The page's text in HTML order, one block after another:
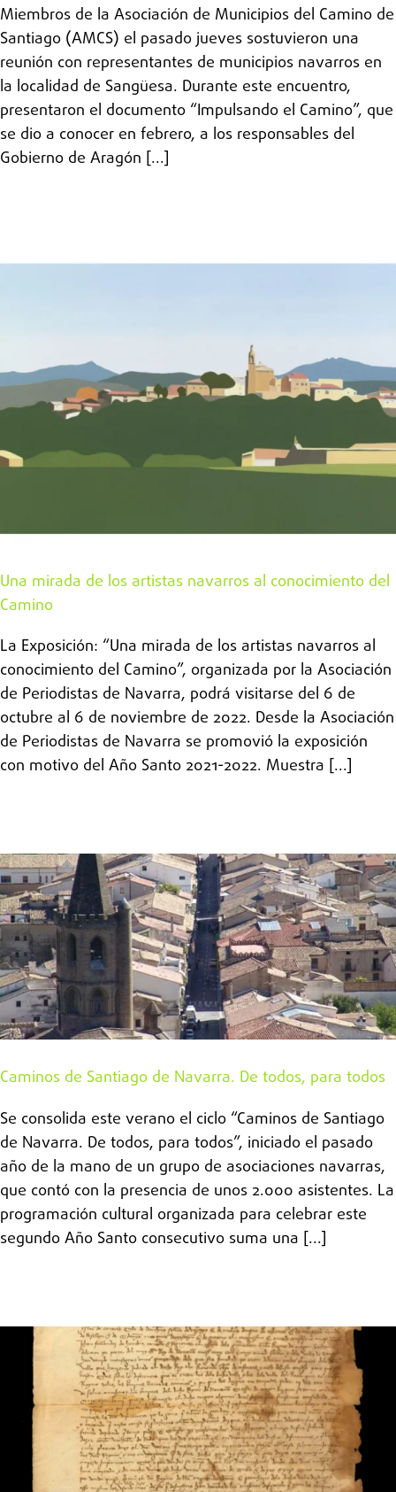
Miembros de la Asociación de Municipios del Camino de
Santiago (AMCS) el pasado jueves sostuvieron una
reunión con representantes de municipios navarros en
la localidad de Sangüesa. Durante este encuentro,
presentaron el documento “Impulsando el Camino”, que
se dio a conocer en febrero, a los responsables del
Gobierno de Aragón [...]
Una mirada de los artistas navarros al conocimiento del
Camino
La Exposición: “Una mirada de los artistas navarros al
conocimiento del Camino”, organizada por la Asociación
de Periodistas de Navarra, podrá visitarse del 6 de
octubre al 6 de noviembre de 2022. Desde la Asociación
de Periodistas de Navarra se promovió la exposición
con motivo del Año Santo 2021-2022. Muestra [...]
Caminos de Santiago de Navarra. De todos, para todos
Se consolida este verano el ciclo “Caminos de Santiago
de Navarra. De todos, para todos”, iniciado el pasado
año de la mano de un grupo de asociaciones navarras,
que contó con la presencia de unos 2.000 asistentes. La
programación cultural organizada para celebrar este
segundo Año Santo consecutivo suma una [...]